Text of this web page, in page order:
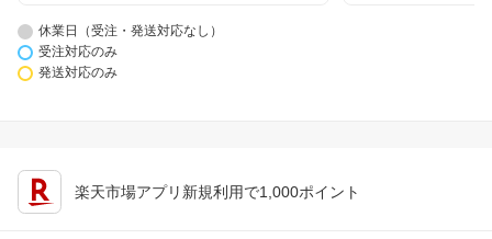
休業日（受注・発送対応なし）
受注対応のみ
発送対応のみ
楽天市場アプリ新規利用で1,000ポイント